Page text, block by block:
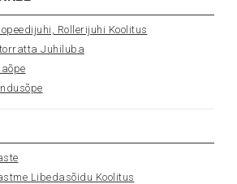
Rollerijuhi Koolitus
Juhiluba
Libedasõidu Koolitus